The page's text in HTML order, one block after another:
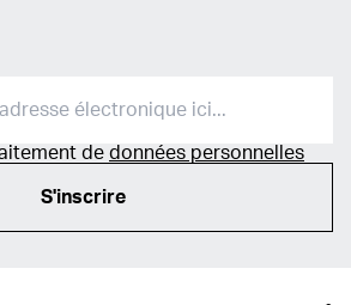
de données personnelles
S'inscrire